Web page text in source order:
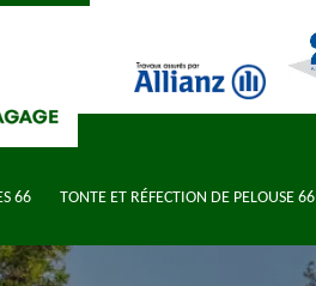
66 TONTE ET RÉFECTION DE PELOUSE 66